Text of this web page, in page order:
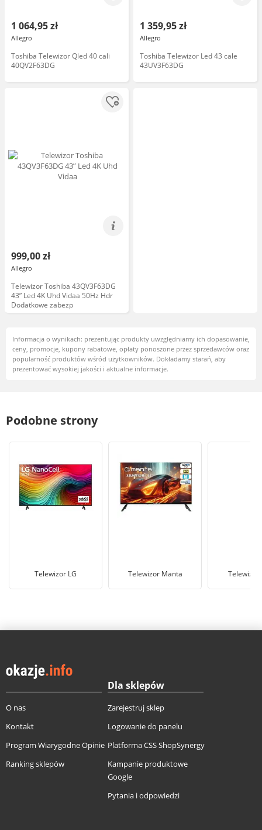
1 064,95 zł
Allegro
Toshiba Telewizor Qled 40 cali
40QV2F63DG
1 359,95 zł
Allegro
Toshiba Telewizor Led 43 cale
43UV3F63DG
999,00 zł
Allegro
Telewizor Toshiba 43QV3F63DG
43” Led 4K Uhd Vidaa 50Hz Hdr
Dodatkowe zabezp
Informacja o wynikach: prezentując produkty uwzględniamy ich dopasowanie,
ceny, promocje, kupony rabatowe, opłaty ponoszone przez sprzedawców oraz
popularność produktów wśród użytkowników. Dokładamy starań, aby
prezentować wysokiej jakości i aktualne informacje.
Podobne strony
Telewizor LG Telewizor Manta Telewizor
O nas
Kontakt
Program Wiarygodne Opinie
Ranking sklepów
Dla sklepów
Zarejestruj sklep
Logowanie do panelu
Platforma CSS ShopSynergy
Kampanie produktowe
Google
Pytania i odpowiedzi